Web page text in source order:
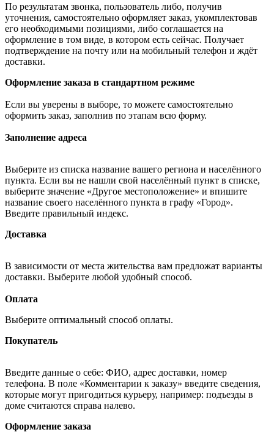
По результатам звонка, пользователь либо, получив
уточнения, самостоятельно оформляет заказ, укомплектовав
его необходимыми позициями, либо соглашается на
оформление в том виде, в котором есть сейчас. Получает
подтверждение на почту или на мобильный телефон и ждёт
доставки.
Оформление заказа в стандартном режиме
Если вы уверены в выборе, то можете самостоятельно
оформить заказ, заполнив по этапам всю форму.
Заполнение адреса
Выберите из списка название вашего региона и населённого
пункта. Если вы не нашли свой населённый пункт в списке,
выберите значение «Другое местоположение» и впишите
название своего населённого пункта в графу «Город».
Введите правильный индекс.
Доставка
В зависимости от места жительства вам предложат варианты
доставки. Выберите любой удобный способ.
Оплата
Выберите оптимальный способ оплаты.
Покупатель
Введите данные о себе: ФИО, адрес доставки, номер
телефона. В поле «Комментарии к заказу» введите сведения,
которые могут пригодиться курьеру, например: подъезды в
доме считаются справа налево.
Оформление заказа